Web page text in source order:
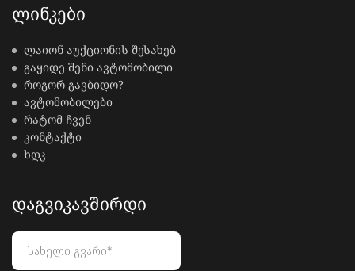
ᲚᲘᲜᲙᲔᲑᲘ
ლაიონ აუქციონის შესახებ
გაყიდე შენი ავტომობილი
როგორ გავბიდო?
ავტომობილები
რატომ ჩვენ
კონტაქტი
ხდკ
ᲓᲐᲒᲕᲘᲙᲐᲕᲨᲘᲠᲓᲘ